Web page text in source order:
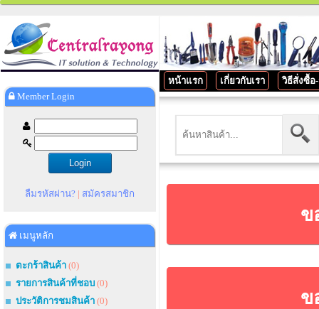
Member Login
ลืมรหัสผ่าน? | สมัครสมาชิก
เมนูหลัก
ตะกร้าสินค้า (0)
รายการสินค้าที่ชอบ (0)
ประวัติการชมสินค้า (0)
หน้าแรก เกี่ยวกับเรา วิธีสั่งซื้อ
ข
ข